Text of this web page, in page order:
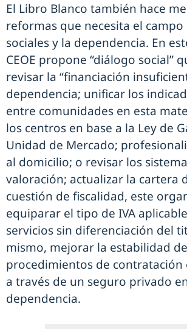
El Libro Blanco también hace
reformas que necesita el
sociales y la dependencia. En
CEOE propone “diálogo social”
revisar la “financiación
dependencia; unificar los
entre comunidades en esta
los centros en base a la Ley de
Unidad de Mercado;
al domicilio; o revisar los
valoración; actualizar la cartera
cuestión de fiscalidad, este
equiparar el tipo de IVA
servicios sin diferenciación del
mismo, mejorar la estabilidad
procedimientos de contratación
a través de un seguro privado
dependencia.